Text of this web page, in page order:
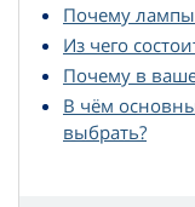
Почему лампы
Из чего
Почему в
В чём
выбрать?